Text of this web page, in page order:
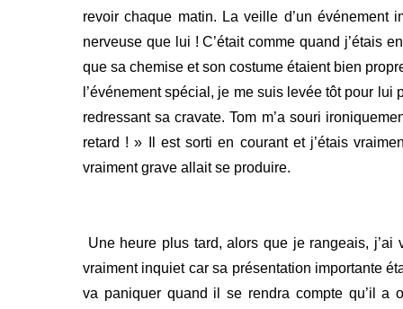
revoir chaque matin. La veille d’un événement
nerveuse que lui ! C’était comme quand j’étais
que sa chemise et son costume étaient bien
l’événement spécial, je me suis levée tôt pour
redressant sa cravate. Tom m’a souri
retard ! » Il est sorti en courant et j’étais
vraiment grave allait se produire.
Une heure plus tard, alors que je rangeais, j’ai
vraiment inquiet car sa présentation importante
va paniquer quand il se rendra compte qu’il a